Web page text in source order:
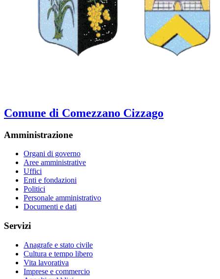
Comune di Comezzano Cizzago
Amministrazione
Organi di governo
Aree amministrative
Uffici
Enti e fondazioni
Politici
Personale amministrativo
Documenti e dati
Servizi
Anagrafe e stato civile
Cultura e tempo libero
Vita lavorativa
Imprese e commercio